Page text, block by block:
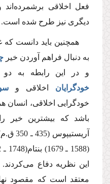
فعل اخلاقی برشمرده‌اند
دیگری نیز طرح شده است.
همچنین باید دانست كه
به دنبال فراهم آوردن خیر
و در این رابطه به دو
خودگرایان اخلاقی و
خود‌گرایی اخلاقی، انسان
باشد كه بیشترین خیر
این نظریه دفاع
معتقد است كه مقصود